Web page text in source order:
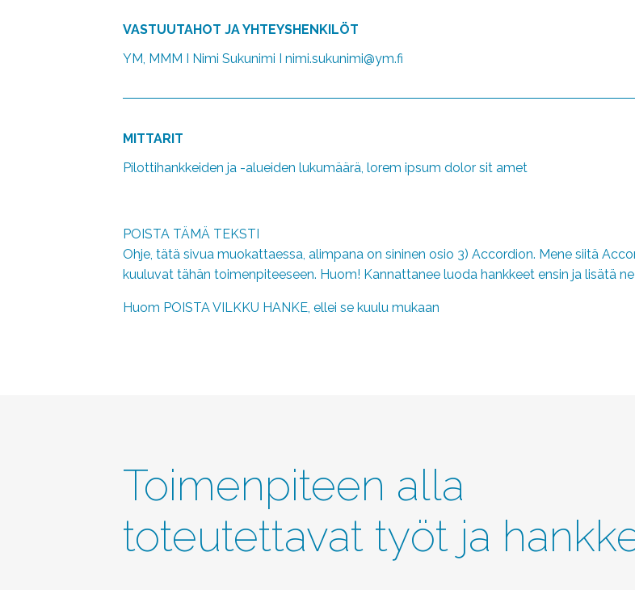
VASTUUTAHOT JA YHTEYSHENKILÖT
YM, MMM I Nimi Sukunimi I nimi.sukunimi@ym.fi
MITTARIT
Pilottihankkeiden ja -alueiden lukumäärä, lorem ipsum dolor sit amet
POISTA TÄMÄ TEKSTI
Ohje, tätä sivua muokattaessa, alimpana on sininen osio 3) Accordion. Mene siitä
kuuluvat tähän toimenpiteeseen. Huom! Kannattanee luoda hankkeet ensin ja lisätä ne
Huom POISTA VILKKU HANKE, ellei se kuulu mukaan
Toimenpiteen alla
toteutettavat työt ja